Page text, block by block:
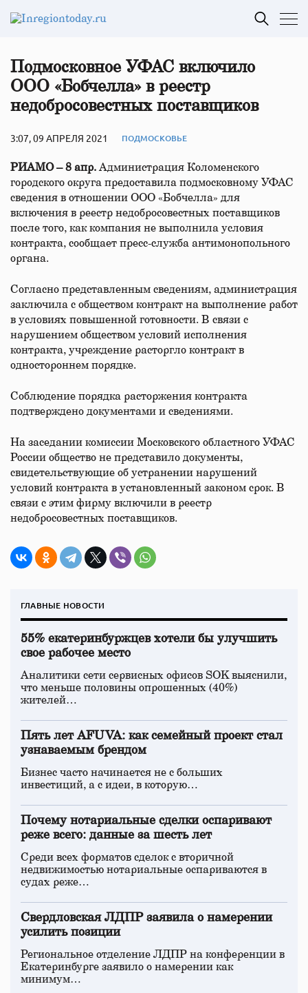
Подмосковное УФАС включило
ООО «Бобчелла» в реестр
недобросовестных поставщиков
3:07, 09 АПРЕЛЯ 2021 ПОДМОСКОВЬЕ
РИАМО – 8 апр. Администрация Коломенского
городского округа предоставила подмосковному УФАС
сведения в отношении ООО «Бобчелла» для
включения в реестр недобросовестных поставщиков
после того, как компания не выполнила условия
контракта, сообщает пресс-служба антимонопольного
органа.
Согласно представленным сведениям, администрация
заключила с обществом контракт на выполнение работ
в условиях повышенной готовности. В связи с
нарушением обществом условий исполнения
контракта, учреждение расторгло контракт в
одностороннем порядке.
Соблюдение порядка расторжения контракта
подтверждено документами и сведениями.
На заседании комиссии Московского областного УФАС
России общество не представило документы,
свидетельствующие об устранении нарушений
условий контракта в установленный законом срок. В
связи с этим фирму включили в реестр
недобросовестных поставщиков.
ГЛАВНЫЕ НОВОСТИ
55% екатеринбуржцев хотели бы улучшить
свое рабочее место
Аналитики сети сервисных офисов SOK выяснили,
что меньше половины опрошенных (40%)
жителей…
Пять лет AFUVA: как семейный проект стал
узнаваемым брендом
Бизнес часто начинается не с больших
инвестиций, а с идеи, в которую…
Почему нотариальные сделки оспаривают
реже всего: данные за шесть лет
Среди всех форматов сделок с вторичной
недвижимостью нотариальные оспариваются в
судах реже…
Свердловская ЛДПР заявила о намерении
усилить позиции
Региональное отделение ЛДПР на конференции в
Екатеринбурге заявило о намерении как
минимум…